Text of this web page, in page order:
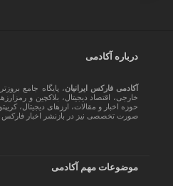
درباره آکادمی
آکادمی فارکس ایرانیان، پایگاه جامع
حوزه اخبار و مقالات، ارزهای‌ دیجیتال،
صورت تخصصی نیز در بازنشر اخبار فارکس
موضوعات مهم آکادمی